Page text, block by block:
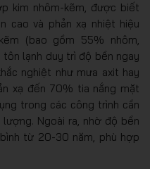
kim nhôm-kẽm, được biết
cao và phản xạ nhiệt hiệu
(bao gồm 55% nhôm,
lạnh duy trì độ bền ngay
nghiệt như mưa axit hay
xạ đến 70% tia nắng mặt
trong các công trình cần
Ngoài ra, nhờ độ bền
từ 20-30 năm, phù hợp